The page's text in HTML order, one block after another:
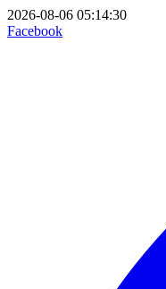
2026-08-06 05:14:30
Facebook